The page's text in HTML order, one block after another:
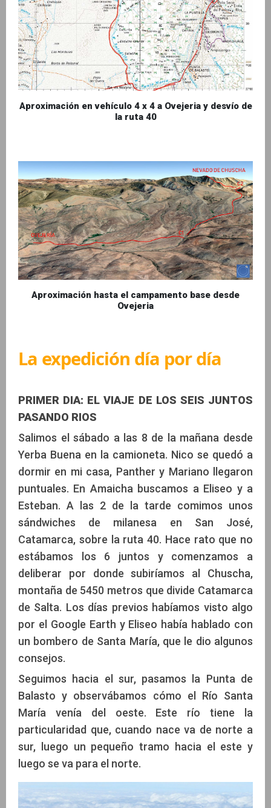
Aproximación en vehículo 4 x 4 a Ovejeria y desvío de
la ruta 40
Aproximación hasta el campamento base desde
Ovejeria
La expedición día por día
PRIMER DIA: EL VIAJE DE LOS SEIS JUNTOS
PASANDO RIOS
Salimos el sábado a las 8 de la mañana desde
Yerba Buena en la camioneta. Nico se quedó a
dormir en mi casa, Panther y Mariano llegaron
puntuales. En Amaicha buscamos a Eliseo y a
Esteban. A las 2 de la tarde comimos unos
sándwiches de milanesa en San José,
Catamarca, sobre la ruta 40. Hace rato que no
estábamos los 6 juntos y comenzamos a
deliberar por donde subiríamos al Chuscha,
montaña de 5450 metros que divide Catamarca
de Salta. Los días previos habíamos visto algo
por el Google Earth y Eliseo había hablado con
un bombero de Santa María, que le dio algunos
consejos.
Seguimos hacia el sur, pasamos la Punta de
Balasto y observábamos cómo el Río Santa
María venía del oeste. Este río tiene la
particularidad que, cuando nace va de norte a
sur, luego un pequeño tramo hacia el este y
luego se va para el norte.